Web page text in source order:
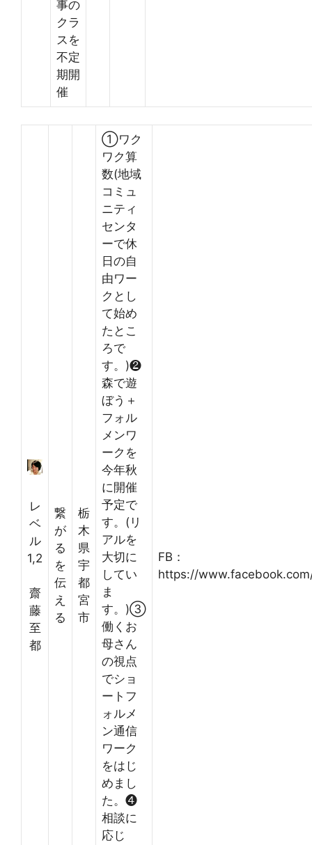
事の
クラ
スを
不定
期開
催
レ
ベ
ル
1,2
齋
藤
至
都
繋
が
る
を
伝
え
る
栃
木
県
宇
都
宮
市
①ワク
ワク算
数(地域
コミュ
ニティ
センタ
ーで休
日の自
由ワー
クとし
て始め
たとこ
ろで
す。)❷
森で遊
ぼう＋
フォル
メンワ
ークを
今年秋
に開催
予定で
す。(リ
アルを
大切に
してい
ま
す。)③
働くお
母さん
の視点
でショ
ートフ
ォルメ
ン通信
ワーク
をはじ
めまし
た。❹
相談に
応じ
FB：
https://